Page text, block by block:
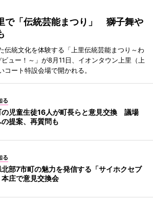
で「伝統芸能まつり」 獅子舞や
伝統文化を体験する「上里伝統芸能まつり～わ
ュー！～」が8月11日、イオンタウン上里（上
コート特設会場で開かれる。
る
の児童生徒16人が町長らと意見交換 議場
提案、再質問も
る
部7市町の魅力を発信する「サイホクセブ
庄で意見交換会